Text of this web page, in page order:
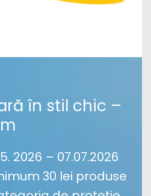
în stil chic –
2026 – 07.07.2026
30 lei produse